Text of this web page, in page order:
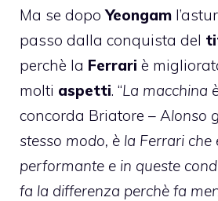
Ma se dopoYeongam
passo dalla conquista del
perchè la Ferrari è
molti aspetti. “La macchina
concorda Briatore – Alonso
stesso modo, è la Ferrari che
performante e in queste
fa la differenza perchè fa